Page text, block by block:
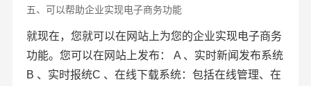
五、可以帮助企业实现电子商务功能
就现在，您就可以在网站上为您的企业实现电子商务
功能。您可以在网站上发布： A 、实时新闻发布系统
B 、实时报统C 、在线下载系统：包括在线管理、在